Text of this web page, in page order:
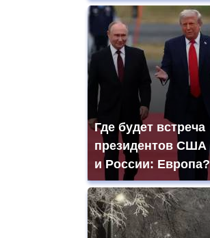
Где будет встреча
президентов США
и России: Европа?